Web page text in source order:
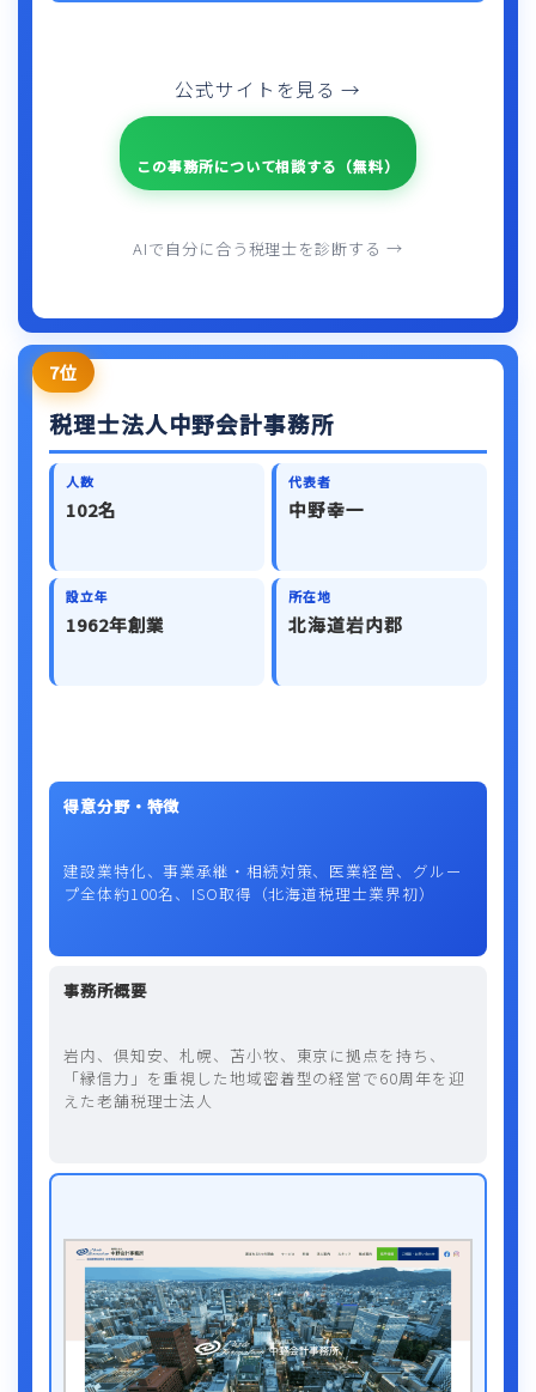
公式サイトを見る →
この事務所について相談する（無料）
AIで自分に合う税理士を診断する →
7位
税理士法人中野会計事務所
人数
102名
代表者
中野幸一
設立年
1962年創業
所在地
北海道岩内郡
得意分野・特徴
建設業特化、事業承継・相続対策、医業経営、グルー
プ全体約100名、ISO取得（北海道税理士業界初）
事務所概要
岩内、倶知安、札幌、苫小牧、東京に拠点を持ち、
「縁信力」を重視した地域密着型の経営で60周年を迎
えた老舗税理士法人